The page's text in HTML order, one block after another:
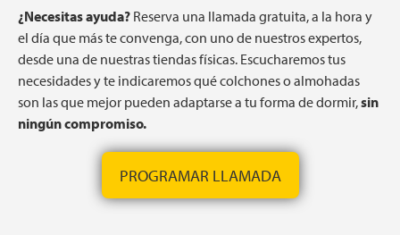
¿Necesitas ayuda? Reserva una llamada gratuita, a la hora y
el día que más te convenga, con uno de nuestros expertos,
desde una de nuestras tiendas físicas. Escucharemos tus
necesidades y te indicaremos qué colchones o almohadas
son las que mejor pueden adaptarse a tu forma de dormir,sin
ningún compromiso.
PROGRAMAR LLAMADA